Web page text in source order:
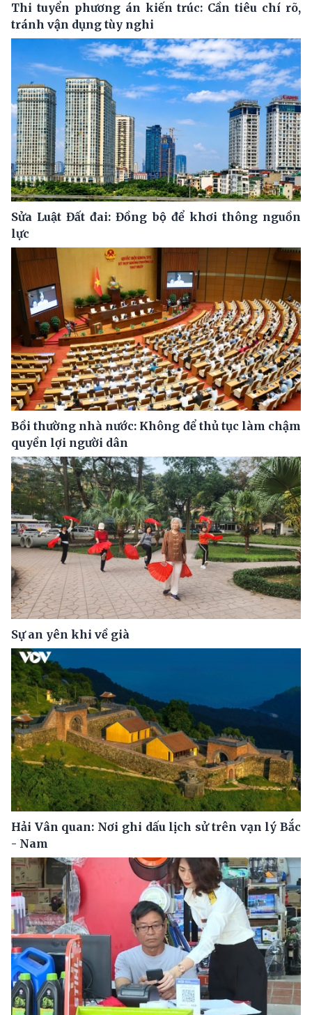
Thi tuyển phương án kiến trúc: Cần tiêu chí rõ,
tránh vận dụng tùy nghi
Sửa Luật Đất đai: Đồng bộ để khơi thông nguồn
lực
Bồi thường nhà nước: Không để thủ tục làm chậm
quyền lợi người dân
Sự an yên khi về già
Hải Vân quan: Nơi ghi dấu lịch sử trên vạn lý Bắc
- Nam